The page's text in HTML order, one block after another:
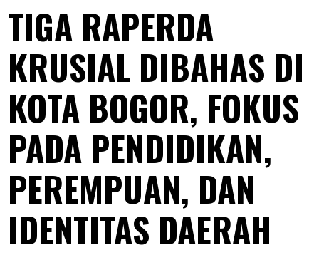
TIGA RAPERDA
KRUSIAL DIBAHAS DI
KOTA BOGOR, FOKUS
PADA PENDIDIKAN,
PEREMPUAN, DAN
IDENTITAS DAERAH